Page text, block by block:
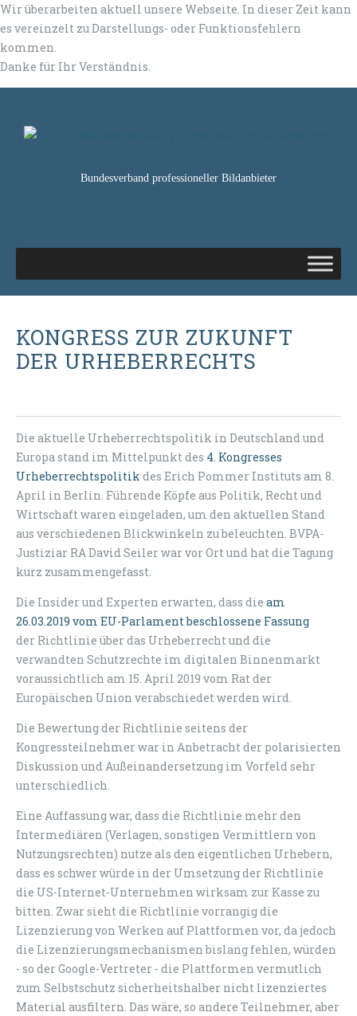
Wir überarbeiten aktuell unsere Webseite. In dieser Zeit kann
es vereinzelt zu Darstellungs- oder Funktionsfehlern
kommen.
Danke für Ihr Verständnis.
Bundesverband professioneller Bildanbieter
KONGRESS ZUR ZUKUNFT
DER URHEBERRECHTS
Die aktuelle Urheberrechtspolitik in Deutschland und
Europa stand im Mittelpunkt des 4. Kongresses
Urheberrechtspolitik des Erich Pommer Instituts am 8.
April in Berlin. Führende Köpfe aus Politik, Recht und
Wirtschaft waren eingeladen, um den aktuellen Stand
aus verschiedenen Blickwinkeln zu beleuchten. BVPA-
Justiziar RA David Seiler war vor Ort und hat die Tagung
kurz zusammengefasst.
Die Insider und Experten erwarten, dass die am
26.03.2019 vom EU-Parlament beschlossene Fassung
der Richtlinie über das Urheberrecht und die
verwandten Schutzrechte im digitalen Binnenmarkt
voraussichtlich am 15. April 2019 vom Rat der
Europäischen Union verabschiedet werden wird.
Die Bewertung der Richtlinie seitens der
Kongressteilnehmer war in Anbetracht der polarisierten
Diskussion und Außeinandersetzung im Vorfeld sehr
unterschiedlich.
Eine Auffassung war, dass die Richtlinie mehr den
Intermediären (Verlagen, sonstigen Vermittlern von
Nutzungsrechten) nutze als den eigentlichen Urhebern,
dass es schwer würde in der Umsetzung der Richtlinie
die US-Internet-Unternehmen wirksam zur Kasse zu
bitten. Zwar sieht die Richtlinie vorrangig die
Lizenzierung von Werken auf Plattformen vor, da jedoch
die Lizenzierungsmechanismen bislang fehlen, würden
- so der Google-Vertreter - die Plattformen vermutlich
zum Selbstschutz sicherheitshalber nicht lizenziertes
Material ausfiltern. Das wäre, so andere Teilnehmer, aber